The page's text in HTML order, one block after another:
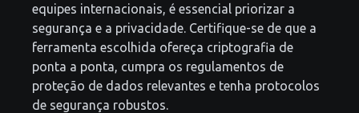
equipes internacionais, é essencial priorizar a
segurança e a privacidade. Certifique-se de que a
ferramenta escolhida ofereça criptografia de
ponta a ponta, cumpra os regulamentos de
proteção de dados relevantes e tenha protocolos
de segurança robustos.